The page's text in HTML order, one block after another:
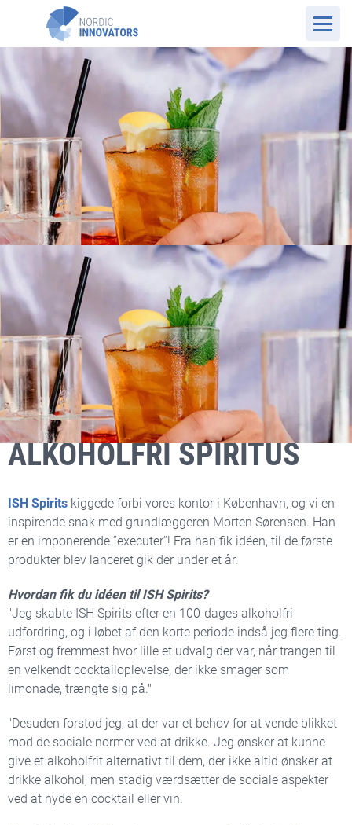
DK Website Cases ISH spirits
ISH Spirits -
... PRISVINDENDE
ALKOHOLFRI SPIRITUS
ISH Spirits kiggede forbi vores kontor i København, og vi en
inspirende snak med grundlæggeren Morten Sørensen. Han
er en imponerende ”executer”! Fra han fik idéen, til de første
produkter blev lanceret gik der under et år.
Hvordan fik du idéen til ISH Spirits?
"Jeg skabte ISH Spirits efter en 100-dages alkoholfri
udfordring, og i løbet af den korte periode indså jeg flere ting.
Først og fremmest hvor lille et udvalg der var, når trangen til
en velkendt cocktailoplevelse, der ikke smager som
limonade, trængte sig på."
"Desuden forstod jeg, at der var et behov for at vende blikket
mod de sociale normer ved at drikke. Jeg ønsker at kunne
give et alkoholfrit alternativt til dem, der ikke altid ønsker at
drikke alkohol, men stadig værdsætter de sociale aspekter
ved at nyde en cocktail eller vin.